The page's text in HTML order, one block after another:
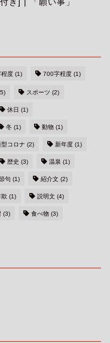
き] | 「願い事」
度 (1) 700字程度 (1)
スポーツ (2)
休日 (1)
冬 (1) 動物 (1)
型コロナ (2) 新年度 (1)
歴史 (3) 温泉 (1)
句 (1) 紹介文 (2)
欺 (1) 説明文 (4)
(3) 食べ物 (3)